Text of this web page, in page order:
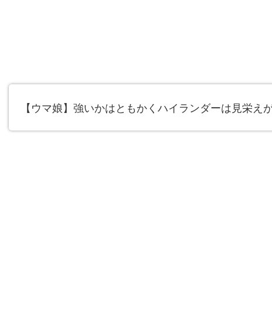
【ウマ娘】強いかはともかくハイランダーは見栄